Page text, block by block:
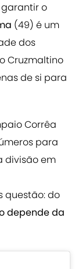
o
(49) é um
dos
Cruzmaltino
de si para
Corrêa
para
divisão em
questão: do
depende da